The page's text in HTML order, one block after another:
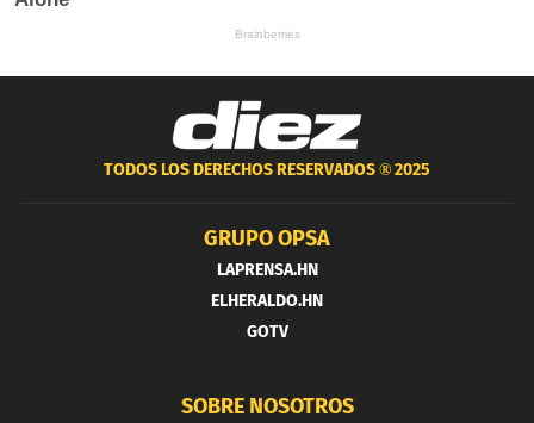
TODOS LOS DERECHOS RESERVADOS ®2025
GRUPO OPSA
LAPRENSA.HN
ELHERALDO.HN
GOTV
SOBRE NOSOTROS